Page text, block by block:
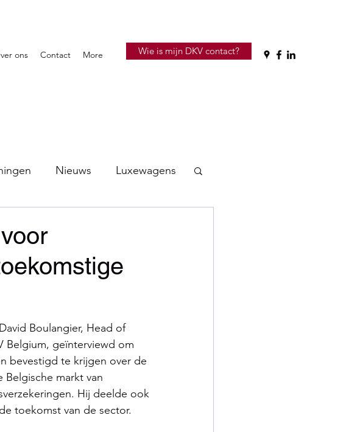
ons Contact More Wie is mijn DKV contact?
Nieuws Luxewagens
Boulangier, Head of
Belgium, geïnterviewd om
bevestigd te krijgen over de
markt van
Hij deelde ook
toekomst van de sector.